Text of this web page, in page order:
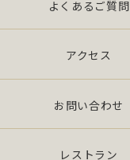
よくあるご質問
アクセス
お問い合わせ
レストラン